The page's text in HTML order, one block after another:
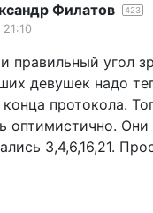
Филатов 423
21:10
правильный угол
девушек надо
протокола.
оптимистично. Они
3,4,6,16,21.